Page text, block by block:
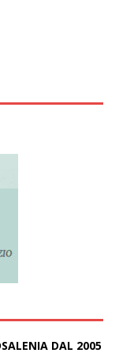
DAL 2005